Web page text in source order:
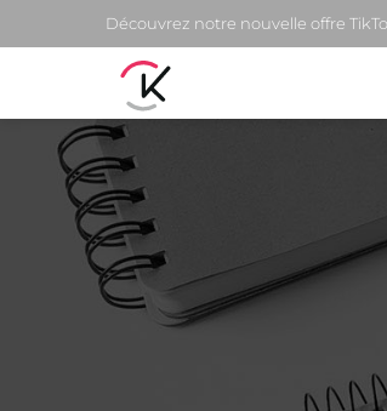
Découvrez notre nouvelle offre